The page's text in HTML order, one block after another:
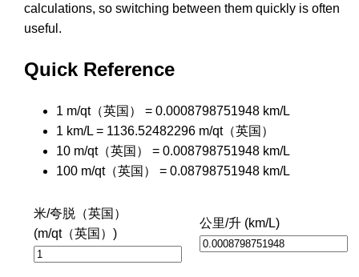
calculations, so switching between them quickly is often
useful.
Quick Reference
1 m/qt（英国） = 0.0008798751948 km/L
1 km/L = 1136.52482296 m/qt（英国）
10 m/qt（英国） = 0.008798751948 km/L
100 m/qt（英国） = 0.08798751948 km/L
米/夸脱（英国）
(m/qt（英国）)
公里/升 (km/L)